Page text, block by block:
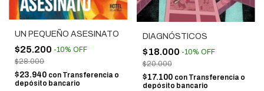
UN PEQUEÑO ASESINATO
$25.200 -10% OFF
$28.000
$23.940 con Transferencia o
depósito bancario
DIAGNÓSTICOS
$18.000 -10% OFF
$20.000
$17.100 con Transferencia o
depósito bancario